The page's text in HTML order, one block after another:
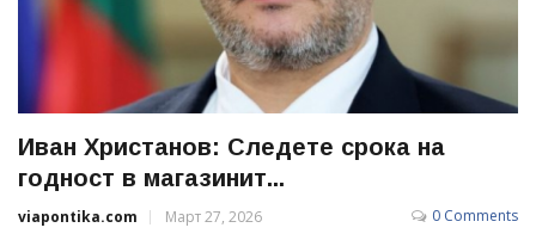
Иван Христанов: Следете срока на
годност в магазинит...
viapontika.com Март 27, 2026 0 Comments